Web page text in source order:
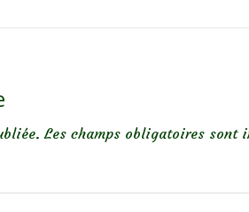
Les champs obligatoires sont